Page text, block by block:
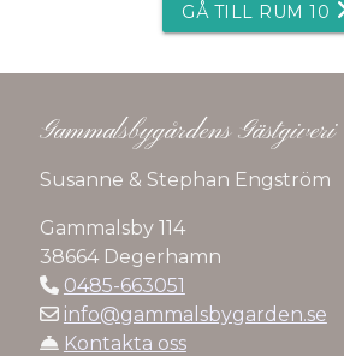
GÅ TILL RUM 10
Gammalsbygårdens Gästgiveri
Susanne & Stephan Engström
Gammalsby 114
38664 Degerhamn
0485-663051
info@gammalsbygarden.se
Kontakta oss